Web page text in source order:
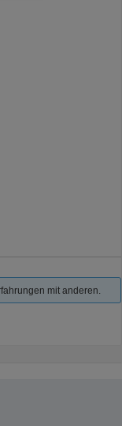
mit anderen.